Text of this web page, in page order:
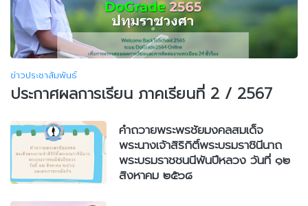
ข่าวประชาสัมพันธ์
ประกาศผลการเรียน ภาคเรียนที่ 2 / 2567
คำถวายพระพรชัยมงคลสมเด็จ
พระนางเจ้าสิริกิติ์พระบรมราชินีนาถ
พระบรมราชชนนีพันปีหลวง วันที่ ๑๒
สิงหาคม ๒๕๖๘